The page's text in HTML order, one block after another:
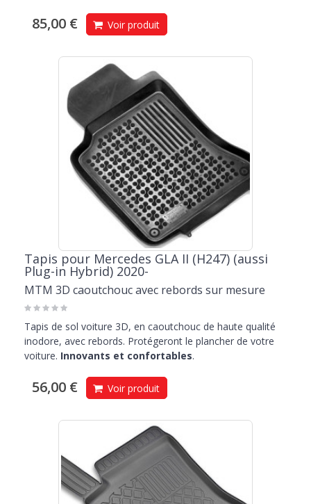
85,00 € Voir produit
Tapis pour Mercedes GLA II (H247) (aussi
Plug-in Hybrid) 2020-
MTM 3D caoutchouc avec rebords sur mesure
Tapis de sol voiture 3D, en caoutchouc de haute qualité
inodore, avec rebords. Protégeront le plancher de votre
voiture. Innovants et confortables.
56,00 € Voir produit